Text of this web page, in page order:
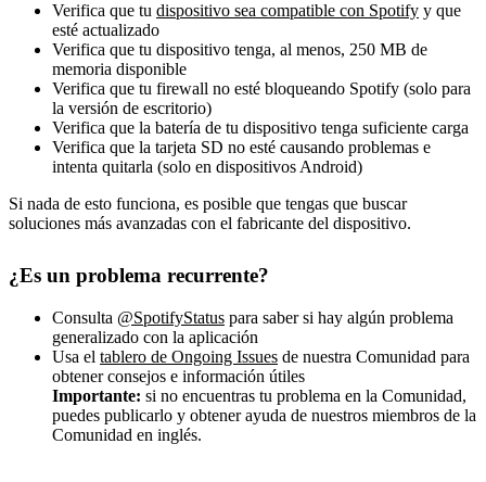
Verifica que tu dispositivo sea compatible con Spotify y que
esté actualizado
Verifica que tu dispositivo tenga, al menos, 250 MB de
memoria disponible
Verifica que tu firewall no esté bloqueando Spotify (solo para
la versión de escritorio)
Verifica que la batería de tu dispositivo tenga suficiente carga
Verifica que la tarjeta SD no esté causando problemas e
intenta quitarla (solo en dispositivos Android)
Si nada de esto funciona, es posible que tengas que buscar
soluciones más avanzadas con el fabricante del dispositivo.
¿Es un problema recurrente?
Consulta @SpotifyStatus para saber si hay algún problema
generalizado con la aplicación
Usa el tablero de Ongoing Issues de nuestra Comunidad para
obtener consejos e información útiles
Importante: si no encuentras tu problema en la Comunidad,
puedes publicarlo y obtener ayuda de nuestros miembros de la
Comunidad en inglés.